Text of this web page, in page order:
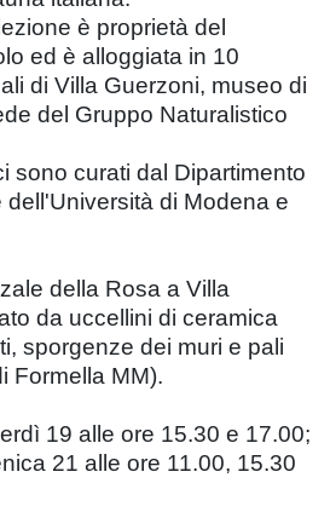
è proprietà del
ed è alloggiata in 10
di Villa Guerzoni, museo di
del Gruppo Naturalistico
sono curati dal Dipartimento
di Modena e
della Rosa a Villa
da uccellini di ceramica
sporgenze dei muri e pali
Formella MM).
19 alle ore 15.30 e 17.00;
21 alle ore 11.00, 15.30